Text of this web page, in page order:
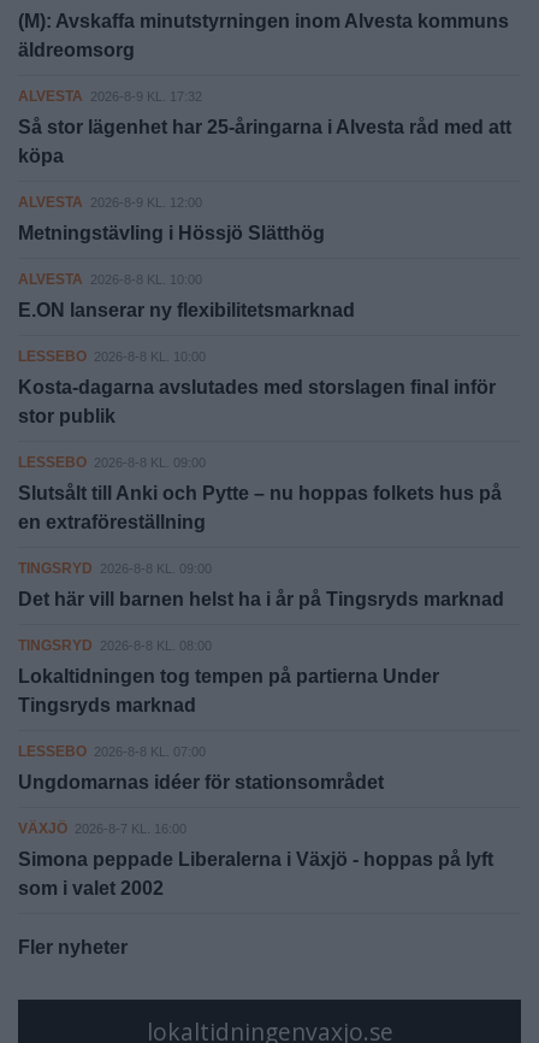
(M): Avskaffa minutstyrningen inom Alvesta kommuns
äldreomsorg
ALVESTA 2026-8-9 KL. 17:32
Så stor lägenhet har 25-åringarna i Alvesta råd med att
köpa
ALVESTA 2026-8-9 KL. 12:00
Metningstävling i Hössjö Slätthög
ALVESTA 2026-8-8 KL. 10:00
E.ON lanserar ny flexibilitetsmarknad
LESSEBO 2026-8-8 KL. 10:00
Kosta-dagarna avslutades med storslagen final inför
stor publik
LESSEBO 2026-8-8 KL. 09:00
Slutsålt till Anki och Pytte – nu hoppas folkets hus på
en extraföreställning
TINGSRYD 2026-8-8 KL. 09:00
Det här vill barnen helst ha i år på Tingsryds marknad
TINGSRYD 2026-8-8 KL. 08:00
Lokaltidningen tog tempen på partierna Under
Tingsryds marknad
LESSEBO 2026-8-8 KL. 07:00
Ungdomarnas idéer för stationsområdet
VÄXJÖ 2026-8-7 KL. 16:00
Simona peppade Liberalerna i Växjö - hoppas på lyft
som i valet 2002
Fler nyheter
lokaltidningenvaxjo.se